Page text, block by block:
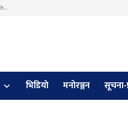
भिडियाे मनोरञ्जन सूचना-